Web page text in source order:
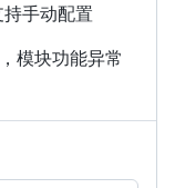
手动配置
模块功能异常